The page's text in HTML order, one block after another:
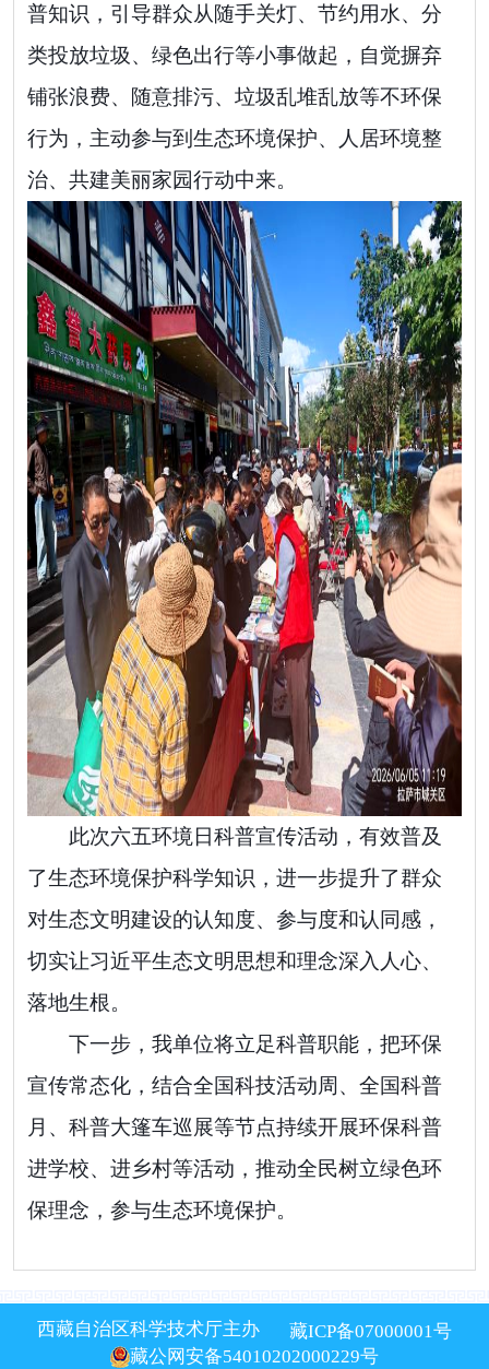
普知识，引导群众从随手关灯、节约用水、分
类投放垃圾、绿色出行等小事做起，自觉摒弃
铺张浪费、随意排污、垃圾乱堆乱放等不环保
行为，主动参与到生态环境保护、人居环境整
治、共建美丽家园行动中来。
此次六五环境日科普宣传活动，有效普及
了生态环境保护科学知识，进一步提升了群众
对生态文明建设的认知度、参与度和认同感，
切实让习近平生态文明思想和理念深入人心、
落地生根。
下一步，我单位将立足科普职能，把环保
宣传常态化，结合全国科技活动周、全国科普
月、科普大篷车巡展等节点持续开展环保科普
进学校、进乡村等活动，推动全民树立绿色环
保理念，参与生态环境保护。
西藏自治区科学技术厅主办
藏ICP备07000001号
藏公网安备54010202000229号